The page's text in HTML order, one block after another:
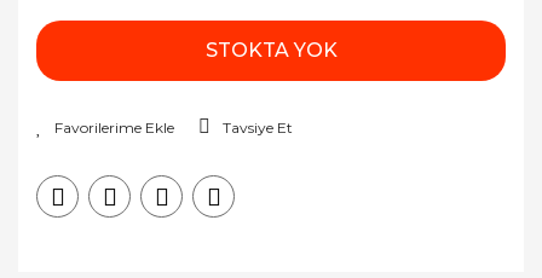
STOKTA YOK
Tavsiye Et